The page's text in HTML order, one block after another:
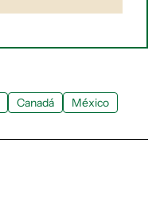
Canadá México